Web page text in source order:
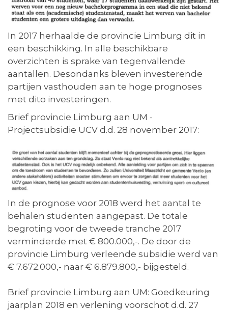
In 2017 herhaalde de provincie Limburg dit in
een beschikking. In alle beschikbare
overzichten is sprake van tegenvallende
aantallen. Desondanks bleven investerende
partijen vasthouden aan te hoge prognoses
met dito investeringen.
Brief provincie Limburg aan UM -
Projectsubsidie UCV d.d. 28 november 2017:
In de prognose voor 2018 werd het aantal te
behalen studenten aangepast. De totale
begroting voor de tweede tranche 2017
verminderde met € 800.000,-. De door de
provincie Limburg verleende subsidie werd van
€ 7.672.000,- naar € 6.879.800,- bijgesteld.
Brief provincie Limburg aan UM: Goedkeuring
jaarplan 2018 en verlening voorschot d.d. 27